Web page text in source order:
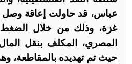
عباس، قد حاولت إعاقة وصل
غزة، وذلك من خلال الضغط
المصري، المكلف بنقل
حيث تم تهديده بالمقاطعة،